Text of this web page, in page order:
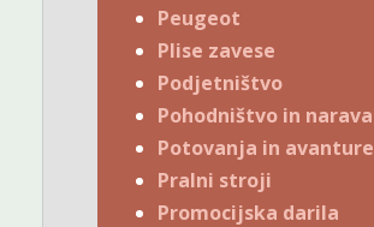
Peugeot
Plise zavese
Podjetništvo
Pohodništvo in narava
Potovanja in avanture
Pralni stroji
Promocijska darila